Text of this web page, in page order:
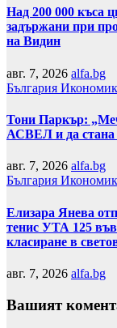
Над 200 000 къса
задържани при
на Видин
авг. 7, 2026 alfa.bg
България
Тони Паркър:
АСВЕЛ и да
авг. 7, 2026 alfa.bg
България
Елизара Янева
тенис УТА 125
класиране в
авг. 7, 2026 alfa.bg
Вашият